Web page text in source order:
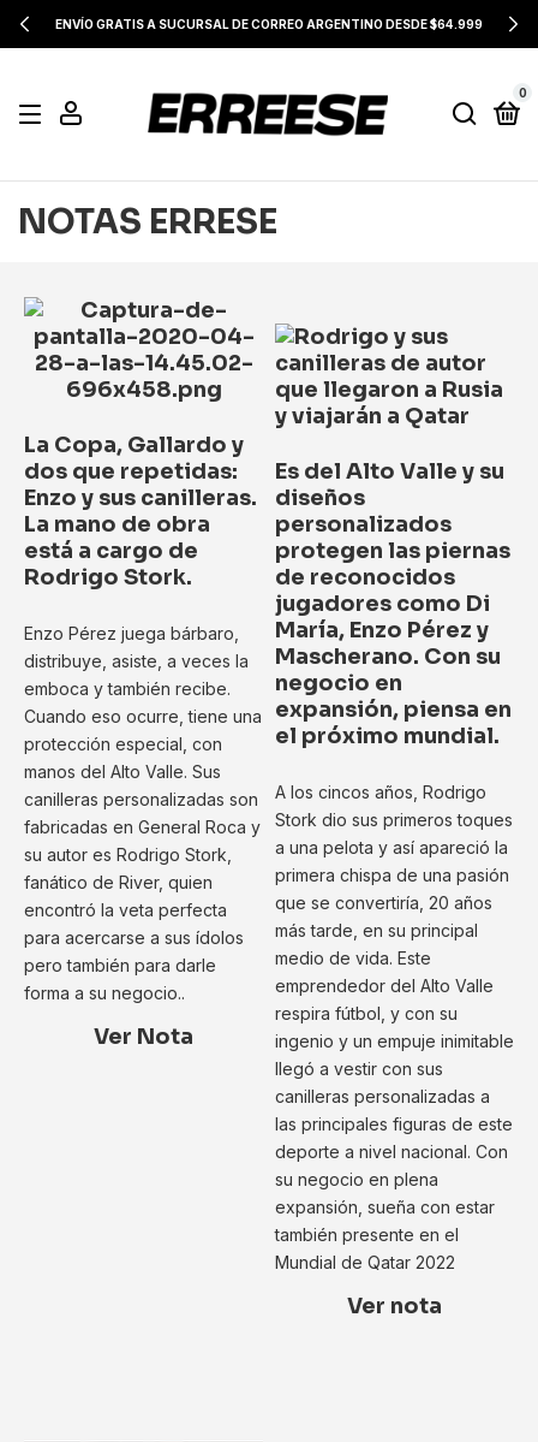
ENVÍO GRATIS A SUCURSAL DE CORREO ARGENTINO DESDE $64.999
0
NOTAS ERRESE
La Copa, Gallardo y
dos que repetidas:
Enzo y sus canilleras.
La mano de obra
está a cargo de
Rodrigo Stork.
Enzo Pérez juega bárbaro,
distribuye, asiste, a veces la
emboca y también recibe.
Cuando eso ocurre, tiene una
protección especial, con
manos del Alto Valle. Sus
canilleras personalizadas son
fabricadas en General Roca y
su autor es Rodrigo Stork,
fanático de River, quien
encontró la veta perfecta
para acercarse a sus ídolos
pero también para darle
forma a su negocio..
Ver Nota
Es del Alto Valle y su
diseños
personalizados
protegen las piernas
de reconocidos
jugadores como Di
María, Enzo Pérez y
Mascherano. Con su
negocio en
expansión, piensa en
el próximo mundial.
A los cincos años, Rodrigo
Stork dio sus primeros toques
a una pelota y así apareció la
primera chispa de una pasión
que se convertiría, 20 años
más tarde, en su principal
medio de vida. Este
emprendedor del Alto Valle
respira fútbol, y con su
ingenio y un empuje inimitable
llegó a vestir con sus
canilleras personalizadas a
las principales figuras de este
deporte a nivel nacional. Con
su negocio en plena
expansión, sueña con estar
también presente en el
Mundial de Qatar 2022
Ver nota